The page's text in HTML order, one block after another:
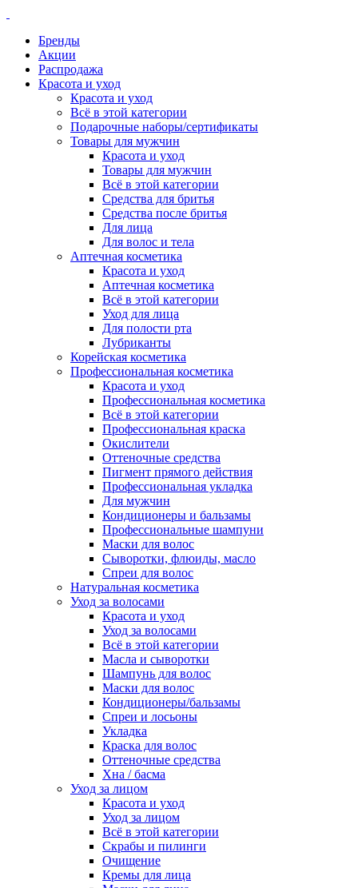
Бренды
Акции
Распродажа
Красота и уход
Красота и уход
Всё в этой категории
Подарочные наборы/сертификаты
Товары для мужчин
Красота и уход
Товары для мужчин
Всё в этой категории
Средства для бритья
Средства после бритья
Для лица
Для волос и тела
Аптечная косметика
Красота и уход
Аптечная косметика
Всё в этой категории
Уход для лица
Для полости рта
Лубриканты
Корейская косметика
Профессиональная косметика
Красота и уход
Профессиональная косметика
Всё в этой категории
Профессиональная краска
Окислители
Оттеночные средства
Пигмент прямого действия
Профессиональная укладка
Для мужчин
Кондиционеры и бальзамы
Профессиональные шампуни
Маски для волос
Сыворотки, флюиды, масло
Спреи для волос
Натуральная косметика
Уход за волосами
Красота и уход
Уход за волосами
Всё в этой категории
Масла и сыворотки
Шампунь для волос
Маски для волос
Кондиционеры/бальзамы
Спреи и лосьоны
Укладка
Краска для волос
Оттеночные средства
Хна / басма
Уход за лицом
Красота и уход
Уход за лицом
Всё в этой категории
Скрабы и пилинги
Очищение
Кремы для лица